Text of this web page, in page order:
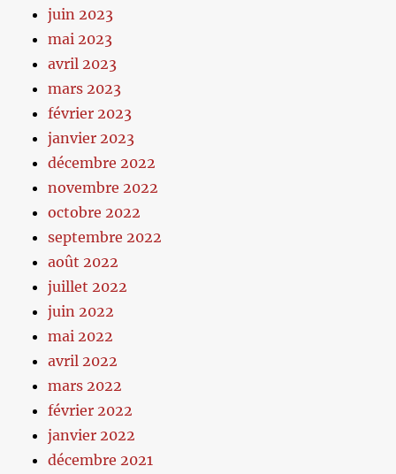
juin 2023
mai 2023
avril 2023
mars 2023
février 2023
janvier 2023
décembre 2022
novembre 2022
octobre 2022
septembre 2022
août 2022
juillet 2022
juin 2022
mai 2022
avril 2022
mars 2022
février 2022
janvier 2022
décembre 2021